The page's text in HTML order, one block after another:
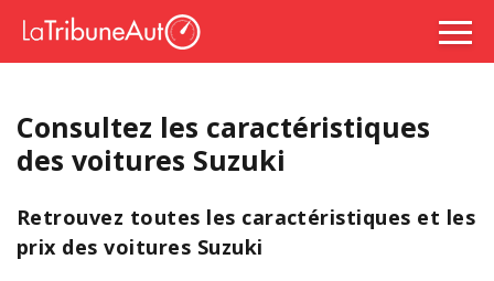
Consultez les caractéristiques
des voitures Suzuki
Retrouvez toutes les caractéristiques et les
prix des voitures Suzuki